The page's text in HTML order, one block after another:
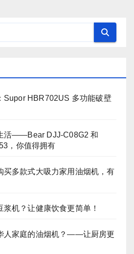
Supor HBR702US 多功能破壁
活——Bear DJJ‑C08G2 和
，你值得拥有
买多款式大吸力家用油烟机，有
机？让健康饮食更简单！
人家庭的油烟机？——让厨房更